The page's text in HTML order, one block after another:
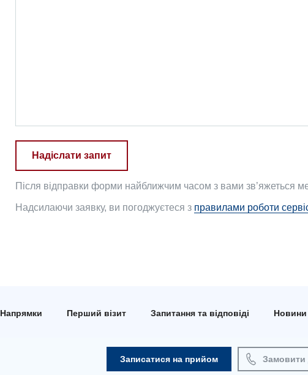
Надіслати запит
Після відправки форми найближчим часом з вами зв’яжеться
Надсилаючи заявку, ви погоджуєтеся з правилами роботи
Напрямки Перший візит Запитання та відповіді Новини
Записатися на прийом Замовити